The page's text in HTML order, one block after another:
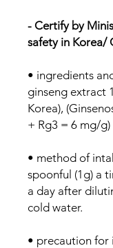
- Certify by
safety in Korea/
• ingredients
ginseng extract
Korea),
+ Rg3 = 6 mg/g)
• method of
spoonful (1g) a
a day after
cold water.
• precaution for